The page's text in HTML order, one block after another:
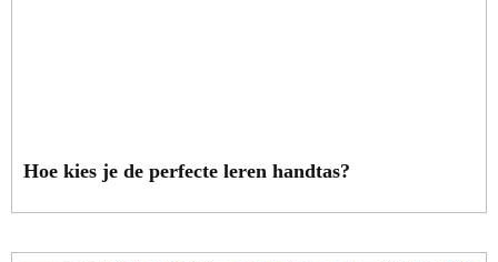
Hoe kies je de perfecte leren handtas?